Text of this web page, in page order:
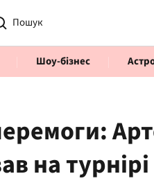
Шоу-бізнес
на